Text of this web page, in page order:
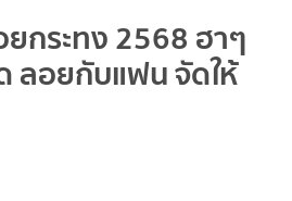
กระทง 2568 ฮาๆ
ลอยกับแฟน จัดให้